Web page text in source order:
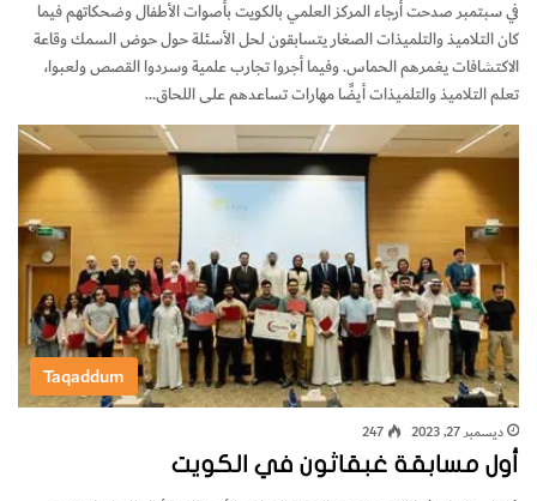
في سبتمبر صدحت أرجاء المركز العلمي بالكويت بأصوات الأطفال وضحكاتهم فيما
كان التلاميذ والتلميذات الصغار يتسابقون لحل الأسئلة حول حوض السمك وقاعة
الاكتشافات يغمرهم الحماس. وفيما أجروا تجارب علمية وسردوا القصص ولعبوا،
تعلم التلاميذ والتلميذات أيضًا مهارات تساعدهم على اللحاق…
Taqaddum
ديسمبر 27, 2023 247
أول مسابقة غبقاثون في الكويت